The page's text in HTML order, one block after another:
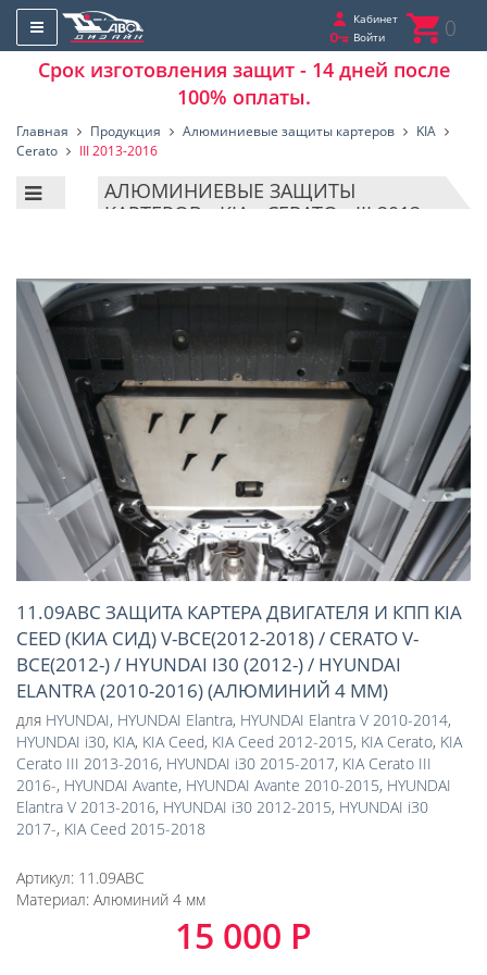
Кабинет
Войти
0
Срок изготовления защит - 14 дней после
100% оплаты.
Главная Продукция Алюминиевые защиты картеров
KIA
Cerato
III 2013-2016
АЛЮМИНИЕВЫЕ ЗАЩИТЫ
КАРТЕРОВ - KIA - CERATO - III 2013-
11.09ABC ЗАЩИТА КАРТЕРА ДВИГАТЕЛЯ И КПП KIA
CEED (КИА СИД) V-ВСЕ(2012-2018) / CERATO V-
ВСЕ(2012-) / HYUNDAI I30 (2012-) / HYUNDAI
ELANTRA (2010-2016) (АЛЮМИНИЙ 4 ММ)
для HYUNDAI, HYUNDAI Elantra, HYUNDAI Elantra V 2010-2014,
HYUNDAI i30, KIA, KIA Ceed, KIA Ceed 2012-2015, KIA Cerato, KIA
Cerato III 2013-2016, HYUNDAI i30 2015-2017, KIA Cerato III
2016-, HYUNDAI Avante, HYUNDAI Avante 2010-2015, HYUNDAI
Elantra V 2013-2016, HYUNDAI i30 2012-2015, HYUNDAI i30
2017-, KIA Ceed 2015-2018
Артикул: 11.09ABC
Материал: Алюминий 4 мм
15 000 Р